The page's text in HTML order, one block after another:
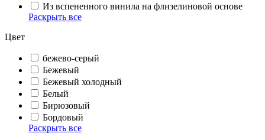
Из вспененного винила на флизелиновой основе
Раскрыть все
Цвет
бежево-серый
Бежевый
Бежевый холодный
Белый
Бирюзовый
Бордовый
Раскрыть все